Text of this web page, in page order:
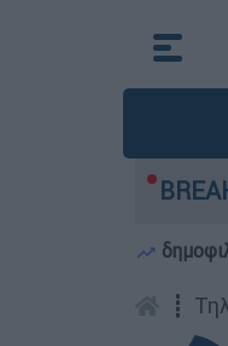
Δαμίγο που
┋